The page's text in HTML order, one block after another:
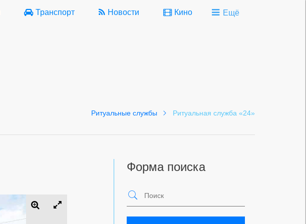
Транспорт Новости Кино Ещё
Ритуальные службы Ритуальная служба «24»
Форма поиска